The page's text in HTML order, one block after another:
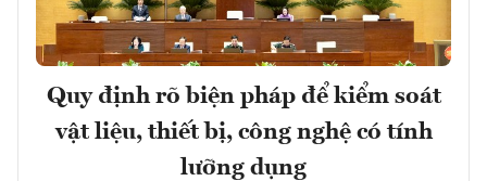
Quy định rõ biện pháp để kiểm soát
vật liệu, thiết bị, công nghệ có tính
lưỡng dụng